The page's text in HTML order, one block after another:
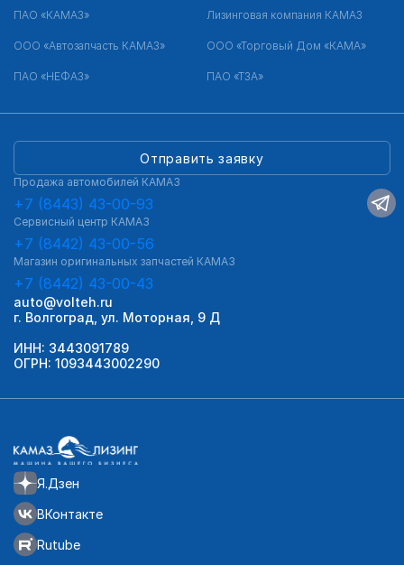
Я.Дзен
ВКонтакте
Rutube
Отправить заявку
Продажа автомобилей КАМАЗ
+7 (8443) 43-00-93
Сервисный центр КАМАЗ
+7 (8442) 43-00-56
Магазин оригинальных запчастей КАМАЗ
+7 (8442) 43-00-43
auto@volteh.ru
г. Волгоград, ул. Моторная, 9 Д
ИНН: 3443091789
ОГРН: 1093443002290
ПАО «КАМАЗ» Лизинговая компания КАМАЗ
ООО «Автозапчасть КАМАЗ» ООО «Торговый Дом «КАМА»
ПАО «НЕФАЗ» ПАО «ТЗА»